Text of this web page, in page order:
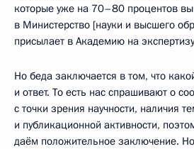
которые уже на 70–80 процентов
в Министерство [науки и высшего
присылает в Академию на
Но беда заключается в том, что
и ответ. То есть нас спрашивают о
с точки зрения научности, наличия
и публикационной активности,
даём положительное заключение.